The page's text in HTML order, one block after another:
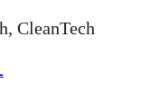
CleanTech